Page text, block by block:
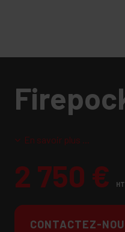
En savoir plus ...
2 750 €
CONTACTEZ-